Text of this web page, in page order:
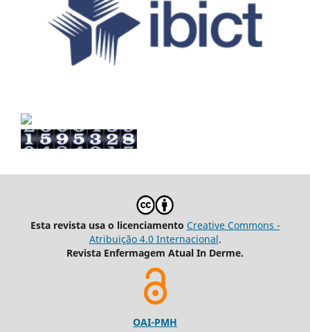
Esta revista usa o licenciamento Creative Commons -
Atribuição 4.0 Internacional.
Revista Enfermagem Atual In Derme.
OAI-PMH